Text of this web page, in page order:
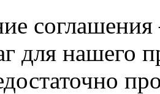
для нашего